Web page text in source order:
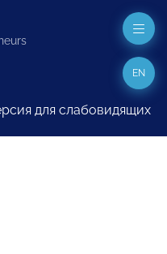
для слабовидящих
EN